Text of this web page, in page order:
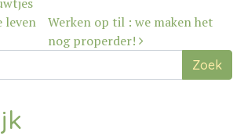
leven
Werken op til : we maken het
nog properder!